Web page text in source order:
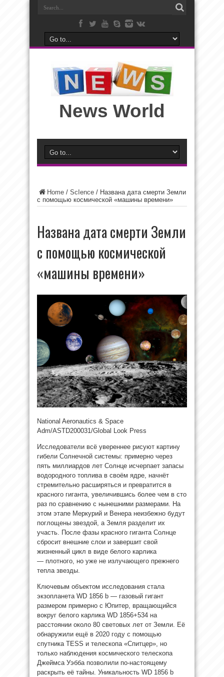
News World
Home / ScIence / Названа дата смерти Земли
с помощью космической «машины времени»
Названа дата смерти Земли
с помощью космической
«машины времени»
National Aeronautics & Space
Adm/ASTD200031/Global Look Press
Исследователи всё увереннее рисуют картину
гибели Солнечной системы: примерно через
пять миллиардов лет Солнце исчерпает запасы
водородного топлива в своём ядре, начнёт
стремительно расширяться и превратится в
красного гиганта, увеличившись более чем в сто
раз по сравнению с нынешними размерами. На
этом этапе Меркурий и Венера неизбежно будут
поглощены звездой, а Земля разделит их
участь. После фазы красного гиганта Солнце
сбросит внешние слои и завершит свой
жизненный цикл в виде белого карлика
— плотного, но уже не излучающего прежнего
тепла звезды.
Ключевым объектом исследования стала
экзопланета WD 1856 b — газовый гигант
размером примерно с Юпитер, вращающийся
вокруг белого карлика WD 1856+534 на
расстоянии около 80 световых лет от Земли. Её
обнаружили ещё в 2020 году с помощью
спутника TESS и телескопа «Спитцер», но
только наблюдения космического телескопа
Джеймса Уэбба позволили по-настоящему
раскрыть её тайны. Уникальность WD 1856 b